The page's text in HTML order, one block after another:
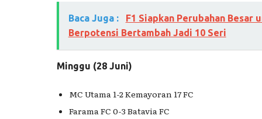
Baca Juga :
F1 Siapkan Perubahan Besar
Berpotensi Bertambah Jadi 10 Seri
Minggu (28 Juni)
MC Utama 1-2 Kemayoran 17 FC
Farama FC 0-3 Batavia FC